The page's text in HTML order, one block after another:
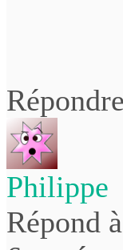
Répondre
Philippe
Répond à